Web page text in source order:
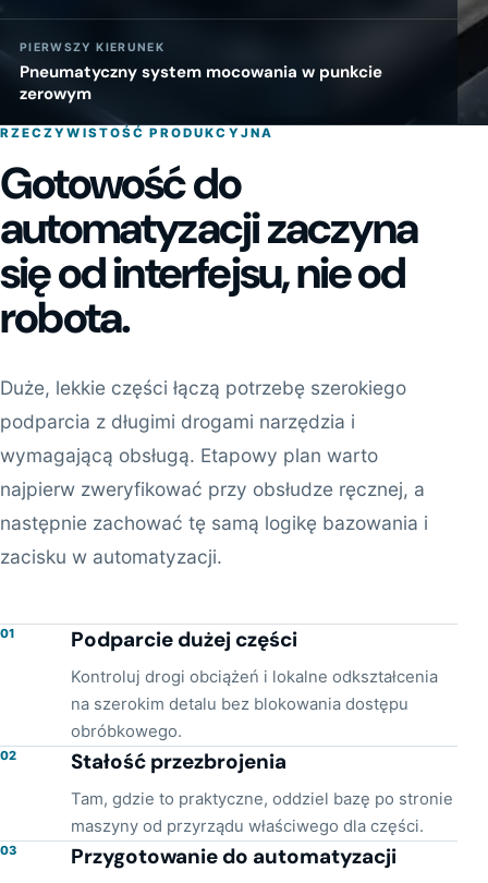
PIERWSZY KIERUNEK
Pneumatyczny system mocowania w punkcie
zerowym
RZECZYWISTOŚĆ PRODUKCYJNA
Gotowość do
automatyzacji zaczyna
się od interfejsu, nie od
robota.
Duże, lekkie części łączą potrzebę szerokiego
podparcia z długimi drogami narzędzia i
wymagającą obsługą. Etapowy plan warto
najpierw zweryfikować przy obsłudze ręcznej, a
następnie zachować tę samą logikę bazowania i
zacisku w automatyzacji.
01 Podparcie dużej części
Kontroluj drogi obciążeń i lokalne odkształcenia
na szerokim detalu bez blokowania dostępu
obróbkowego.
02 Stałość przezbrojenia
Tam, gdzie to praktyczne, oddziel bazę po stronie
maszyny od przyrządu właściwego dla części.
03 Przygotowanie do automatyzacji